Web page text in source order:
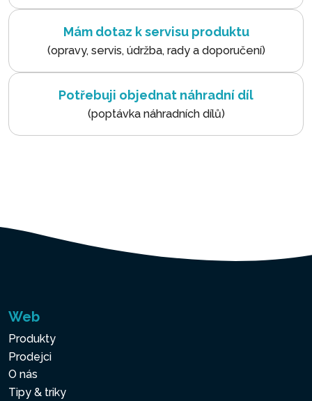
Mám dotaz k servisu produktu
(opravy, servis, údržba, rady a doporučení)
Potřebuji objednat náhradní díl
(poptávka náhradních dílů)
Web
Produkty
Prodejci
O nás
Tipy & triky